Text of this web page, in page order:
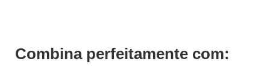
Combina perfeitamente com: